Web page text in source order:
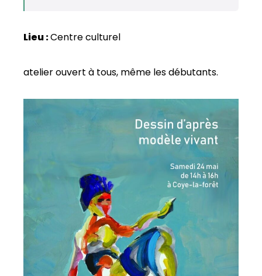
Lieu :Centre culturel
atelier ouvert à tous, même les débutants.